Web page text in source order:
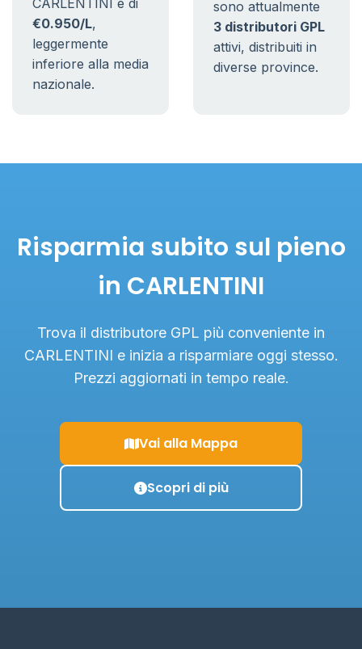
CARLENTINI è di
€0.950/L,
leggermente
inferiore alla media
nazionale.
sono attualmente
3 distributori GPL
attivi, distribuiti in
diverse province.
Risparmia subito sul pieno
in CARLENTINI
Trova il distributore GPL più conveniente in
CARLENTINI e inizia a risparmiare oggi stesso.
Prezzi aggiornati in tempo reale.
Vai alla Mappa
Scopri di più